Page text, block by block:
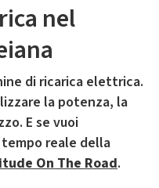
nel
di ricarica elettrica.
la potenza, la
E se vuoi
reale della
On The Road.